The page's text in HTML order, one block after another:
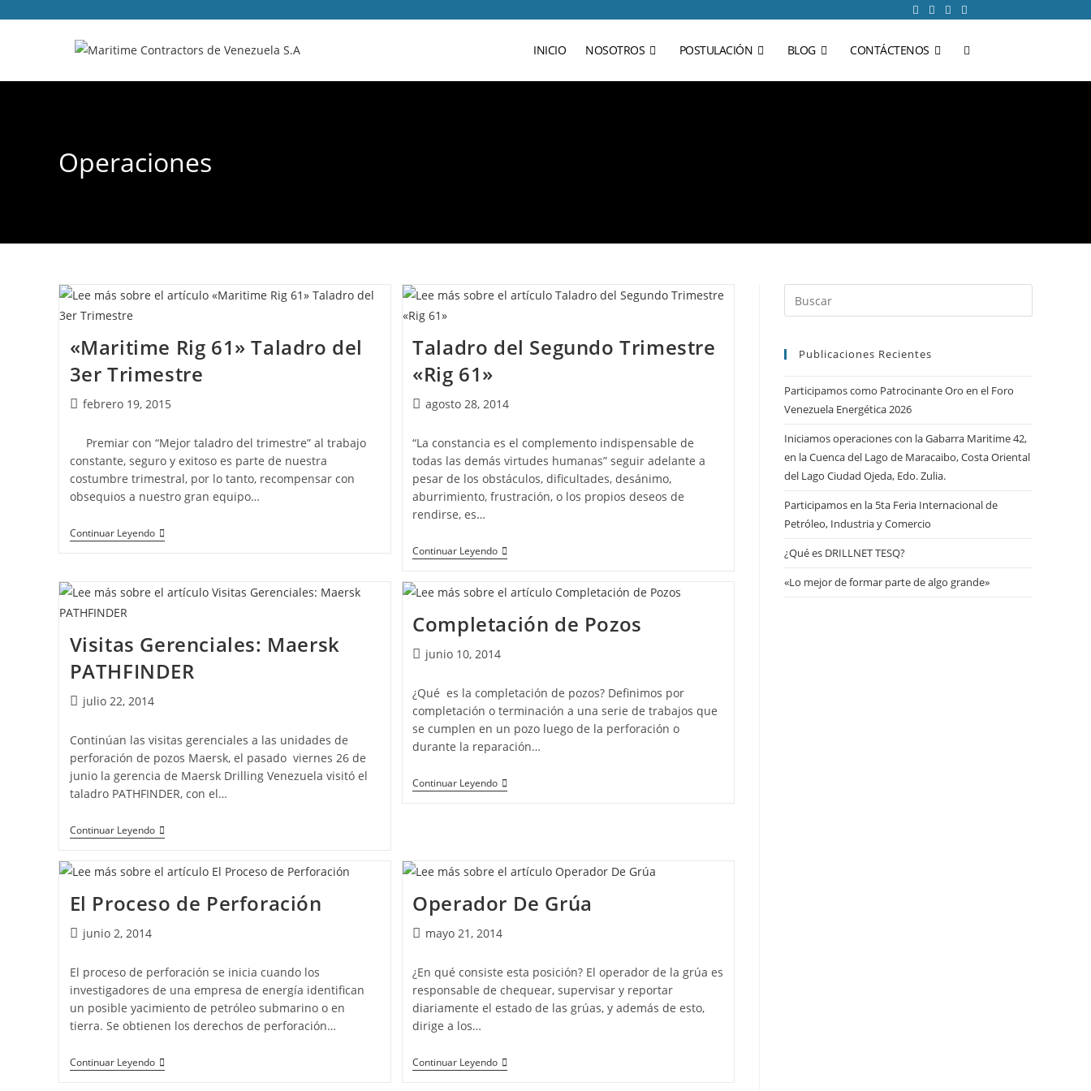
INICIO NOSOTROS POSTULACIÓN BLOG CONTÁCTENOS
Operaciones
«Maritime Rig 61» Taladro del
3er Trimestre
febrero 19, 2015
Premiar con “Mejor taladro del trimestre” al trabajo
constante, seguro y exitoso es parte de nuestra
costumbre trimestral, por lo tanto, recompensar con
obsequios a nuestro gran equipo…
Continuar Leyendo
Taladro del Segundo Trimestre
«Rig 61»
agosto 28, 2014
“La constancia es el complemento indispensable de
todas las demás virtudes humanas” seguir adelante a
pesar de los obstáculos, dificultades, desánimo,
aburrimiento, frustración, o los propios deseos de
rendirse, es…
Continuar Leyendo
Visitas Gerenciales: Maersk
PATHFINDER
julio 22, 2014
Continúan las visitas gerenciales a las unidades de
perforación de pozos Maersk, el pasado viernes 26 de
junio la gerencia de Maersk Drilling Venezuela visitó el
taladro PATHFINDER, con el…
Continuar Leyendo
Completación de Pozos
junio 10, 2014
¿Qué es la completación de pozos? Definimos por
completación o terminación a una serie de trabajos que
se cumplen en un pozo luego de la perforación o
durante la reparación…
Continuar Leyendo
El Proceso de Perforación
junio 2, 2014
El proceso de perforación se inicia cuando los
investigadores de una empresa de energía identifican
un posible yacimiento de petróleo submarino o en
tierra. Se obtienen los derechos de perforación…
Continuar Leyendo
Operador De Grúa
mayo 21, 2014
¿En qué consiste esta posición? El operador de la grúa es
responsable de chequear, supervisar y reportar
diariamente el estado de las grúas, y además de esto,
dirige a los…
Continuar Leyendo
Publicaciones Recientes
Participamos como Patrocinante Oro en el Foro
Venezuela Energética 2026
Iniciamos operaciones con la Gabarra Maritime 42,
en la Cuenca del Lago de Maracaibo, Costa Oriental
del Lago Ciudad Ojeda, Edo. Zulia.
Participamos en la 5ta Feria Internacional de
Petróleo, Industria y Comercio
¿Qué es DRILLNET TESQ?
«Lo mejor de formar parte de algo grande»